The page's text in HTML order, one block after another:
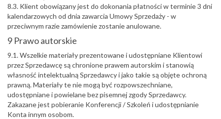
8.3. Klient obowiązany jest do dokonania płatności w terminie 3 dni
kalendarzowych od dnia zawarcia Umowy Sprzedaży - w
przeciwnym razie zamówienie zostanie anulowane.
9 Prawo autorskie
9.1. Wszelkie materiały prezentowane i udostępniane Klientowi
przez Sprzedawcę są chronione prawem autorskim i stanowią
własność intelektualną Sprzedawcy i jako takie są objęte ochroną
prawną. Materiały te nie mogą być rozpowszechniane,
udostępniane i powielane bez pisemnej zgody Sprzedawcy.
Zakazane jest pobieranie Konferencji / Szkoleń i udostępnianie
Konta innym osobom.